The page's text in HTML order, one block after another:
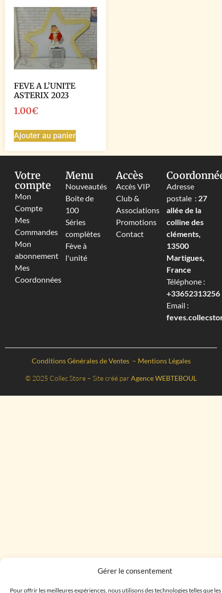
Gérer le consentement
Pour offrir les meilleures expériences, nous utilisons des technologies telles que
FEVE A L’UNITE
ASTERIX 2023
1.00€
Ajouter au panier
Votre
compte
Mon
Compte
Mes
Commandes
Mon
abonnement
Mes
Coordonnées
Menu
Nouveautés
Boite de
100
Séries
complètes
Fève à
l'unité
Accès
Accès VIP
Club &
Associations
Promotions
Contact
Adresse
postale : 27
allée de la
colline des
cléments,
13500
Martigues,
France
Téléphone :
+33652313256‬
Email :
Conditions Générales de Ventes – Mentions Légales
© 2025 Collec Store – Site créé par Agence WEBTEBOUL